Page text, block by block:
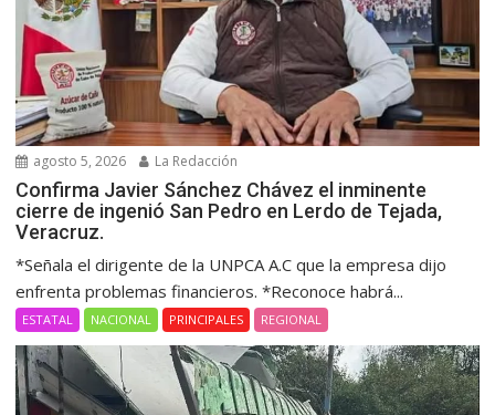
agosto 5, 2026 La Redacción
Confirma Javier Sánchez Chávez el inminente
cierre de ingenió San Pedro en Lerdo de Tejada,
Veracruz.
*Señala el dirigente de la UNPCA A.C que la empresa dijo
enfrenta problemas financieros. *Reconoce habrá...
ESTATAL NACIONAL PRINCIPALES REGIONAL